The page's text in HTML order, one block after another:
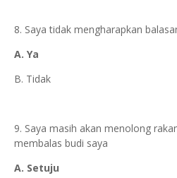
8. Saya tidak mengharapkan
A. Ya
B. Tidak
9. Saya masih akan menolong
membalas budi saya
A. Setuju